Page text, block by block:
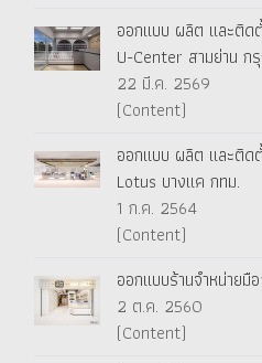
ออกแบบ ผลิต และติด
U-Center สามย่าน ก
22 มี.ค. 2569
(Content)
ออกแบบ ผลิต และติด
Lotus บางแค กทม.
1 ก.ค. 2564
(Content)
ออกแบบร้านจำหน่าย
2 ต.ค. 2560
(Content)